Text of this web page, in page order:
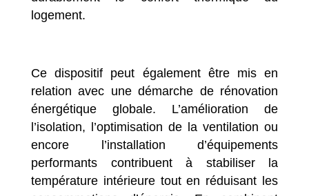
logement.
Ce dispositif peut également être mis en
relation avec une démarche de rénovation
énergétique globale. L’amélioration de
l’isolation, l’optimisation de la ventilation ou
encore l’installation d’équipements
performants contribuent à stabiliser la
température intérieure tout en réduisant les